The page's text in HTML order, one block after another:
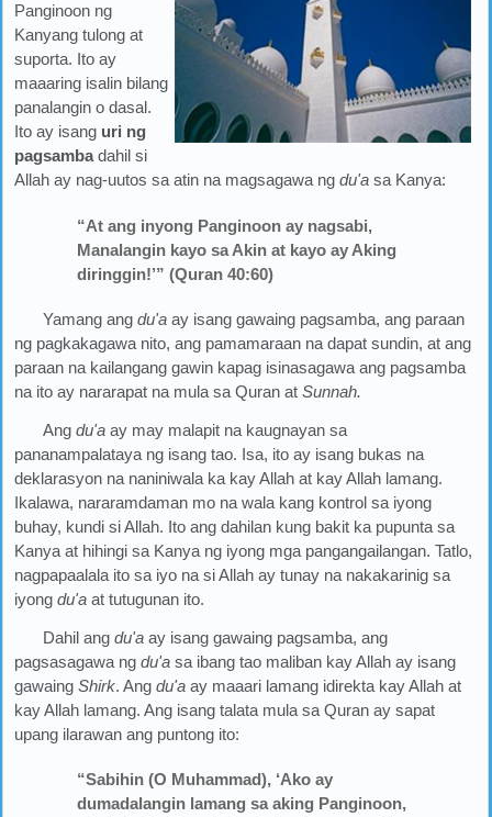
Panginoon ng
Kanyang tulong at
suporta. Ito ay
maaaring isalin bilang
panalangin o dasal.
Ito ay isang uri ng
pagsambadahil si
Allah ay nag-uutos sa atin na magsagawa ng du'a sa Kanya:
“At ang inyong Panginoon ay nagsabi,
Manalangin kayo sa Akin at kayo ay Aking
diringgin!’” (Quran 40:60)
Yamang angdu'a ay isang gawaing pagsamba, ang paraan
ng pagkakagawa nito, ang pamamaraan na dapat sundin, at ang
paraan na kailangang gawin kapag isinasagawa ang pagsamba
na ito ay nararapat na mula sa Quran at Sunnah.
Angdu'aay may malapit na kaugnayan sa
pananampalataya ng isang tao. Isa, ito ay isang bukas na
deklarasyon na naniniwala ka kay Allah at kay Allah lamang.
Ikalawa, nararamdaman mo na wala kang kontrol sa iyong
buhay, kundi si Allah. Ito ang dahilan kung bakit ka pupunta sa
Kanya at hihingi sa Kanya ng iyong mga pangangailangan. Tatlo,
nagpapaalala ito sa iyo na si Allah ay tunay na nakakarinig sa
iyong du'a at tutugunan ito.
Dahil angdu'aay isang gawaing pagsamba, ang
pagsasagawa ng du'a sa ibang tao maliban kay Allah ay isang
gawaing Shirk. Ang du'a ay maaari lamang idirekta kay Allah at
kay Allah lamang. Ang isang talata mula sa Quran ay sapat
upang ilarawan ang puntong ito:
“Sabihin (O Muhammad), ‘Ako ay
dumadalangin lamang sa aking Panginoon,